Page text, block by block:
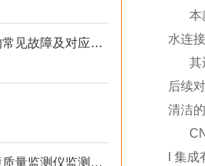
紫外辐射观测系统的常见故障及对应解决方法分享
正确维护可确保环境质量监测仪监测数据的准确性
本
水连
其
后续
清洁
集成